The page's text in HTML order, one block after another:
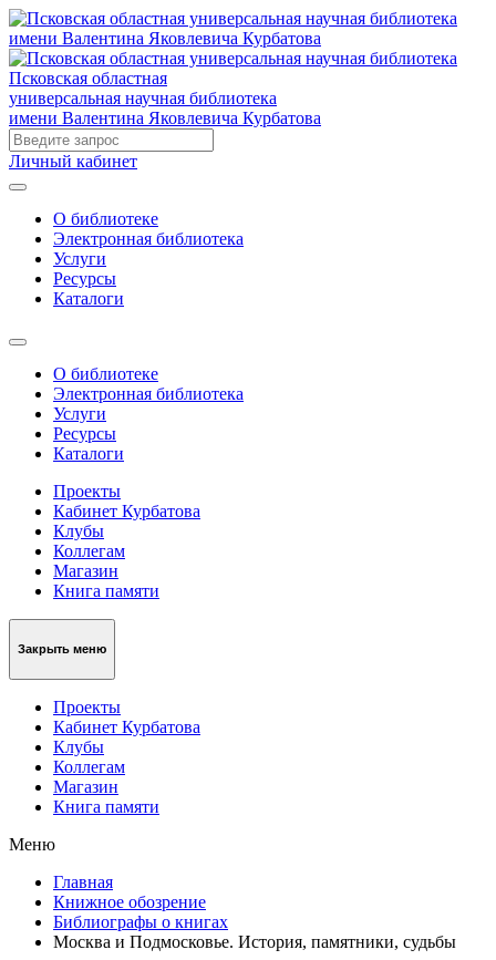
Псковская областная
универсальная научная библиотека
имени Валентина Яковлевича Курбатова
Личный кабинет
О библиотеке
Электронная библиотека
Услуги
Ресурсы
Каталоги
О библиотеке
Электронная библиотека
Услуги
Ресурсы
Каталоги
Проекты
Кабинет Курбатова
Клубы
Коллегам
Магазин
Книга памяти
Закрыть меню
Проекты
Кабинет Курбатова
Клубы
Коллегам
Магазин
Книга памяти
Меню
Главная
Книжное обозрение
Библиографы о книгах
Москва и Подмосковье. История, памятники, судьбы